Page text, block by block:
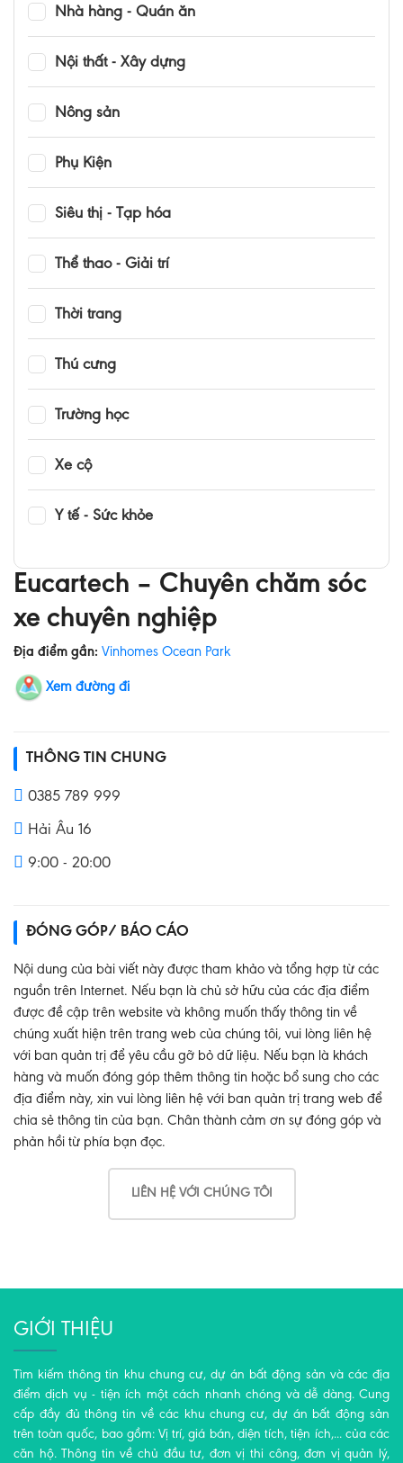
Nhà hàng - Quán ăn
Nội thất - Xây dựng
Nông sản
Phụ Kiện
Siêu thị - Tạp hóa
Thể thao - Giải trí
Thời trang
Thú cưng
Trường học
Xe cộ
Y tế - Sức khỏe
Eucartech – Chuyên chăm sóc
xe chuyên nghiệp
Địa điểm gần: Vinhomes Ocean Park
Xem đường đi
THÔNG TIN CHUNG
0385 789 999
Hải Âu 16
9:00 - 20:00
ĐÓNG GÓP/ BÁO CÁO
Nội dung của bài viết này được tham khảo và tổng hợp từ các
nguồn trên Internet. Nếu bạn là chủ sở hữu của các địa điểm
được đề cập trên website và không muốn thấy thông tin về
chúng xuất hiện trên trang web của chúng tôi, vui lòng liên hệ
với ban quản trị để yêu cầu gỡ bỏ dữ liệu. Nếu bạn là khách
hàng và muốn đóng góp thêm thông tin hoặc bổ sung cho các
địa điểm này, xin vui lòng liên hệ với ban quản trị trang web để
chia sẻ thông tin của bạn. Chân thành cảm ơn sự đóng góp và
phản hồi từ phía bạn đọc.
LIÊN HỆ VỚI CHÚNG TÔI
GIỚI THIỆU
Tìm kiếm thông tin khu chung cư, dự án bất động sản và các địa
điểm dịch vụ - tiện ích một cách nhanh chóng và dễ dàng. Cung
cấp đầy đủ thông tin về các khu chung cư, dự án bất động sản
trên toàn quốc, bao gồm: Vị trí, giá bán, diện tích, tiện ích,... của các
căn hộ. Thông tin về chủ đầu tư, đơn vị thi công, đơn vị quản lý,